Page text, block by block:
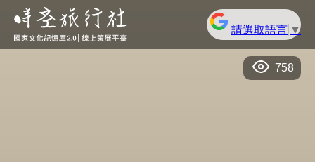
請選取語言 ▼
758